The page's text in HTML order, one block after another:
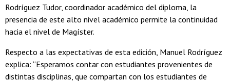
Rodríguez Tudor, coordinador académico del diploma, la
presencia de este alto nivel académico permite la continuidad
hacia el nivel de Magíster.
Respecto a las expectativas de esta edición, Manuel Rodríguez
explica: “Esperamos contar con estudiantes provenientes de
distintas disciplinas, que compartan con los estudiantes de